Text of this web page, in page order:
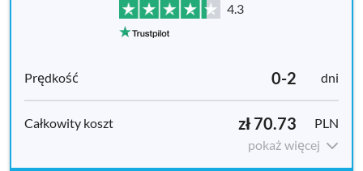
4.3
0-2 dni
zł 70.73
PLN
pokaż więcej